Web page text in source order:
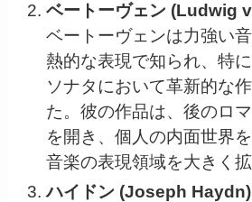
ベートーヴェン (Ludwig
ベートーヴェンは力強い
熱的な表現で知られ、特
ソナタにおいて革新的な
た。彼の作品は、後のロ
を開き、個人の内面世界
音楽の表現領域を大きく拡
ハイドン (Joseph Haydn)